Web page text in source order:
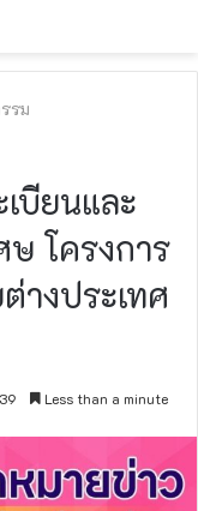
รม
บียนและ
โครงการ
างประเทศ
Less than a minute